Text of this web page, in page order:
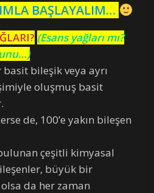
BAŞLAYALIM…
? (Esans yağları mı?
bileşik veya ayrı
oluşmuş basit
de, 100’e yakın bileşen
çeşitli kimyasal
büyük bir
da her zaman